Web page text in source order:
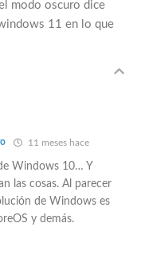
modo oscuro dice
11 en lo que
11 meses hace
Windows 10… Y
las cosas. Al parecer
de Windows es
y demás.